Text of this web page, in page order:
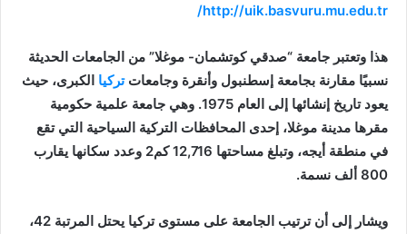
http://uik.basvuru.mu.edu.tr/
هذا وتعتبر جامعة “صدقي كوتشمان- موغلا” من الجامعات الحديثة
نسبيًا مقارنة بجامعة إسطنبول وأنقرة وجامعاتتركيا الكبرى، حيث
يعود تاريخ إنشائها إلى العام 1975. وهي جامعة علمية حكومية
مقرها مدينة موغلا، إحدى المحافظات التركية السياحية التي تقع
في منطقة أيجه، وتبلغ مساحتها 12,716 كم2 وعدد سكانها يقارب
800 ألف نسمة.
ويشار إلى أن ترتيب الجامعة على مستوى تركيا يحتل المرتبة 42،